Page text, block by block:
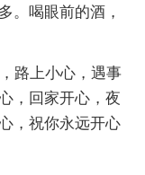
。喝眼前的酒，
路上小心，遇事
，回家开心，夜
，祝你永远开心